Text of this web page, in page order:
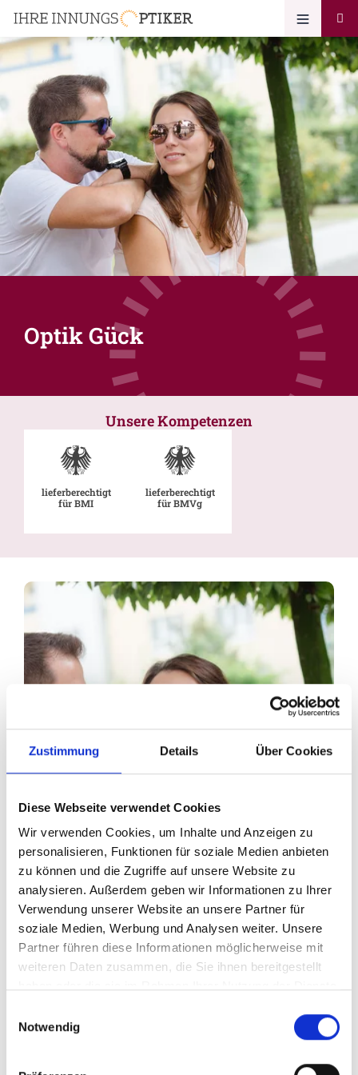
Zustimmung Details Über Cookies
Diese Webseite verwendet Cookies
Wir verwenden Cookies, um Inhalte und Anzeigen zu
personalisieren, Funktionen für soziale Medien anbieten
zu können und die Zugriffe auf unsere Website zu
analysieren. Außerdem geben wir Informationen zu Ihrer
Verwendung unserer Website an unsere Partner für
soziale Medien, Werbung und Analysen weiter. Unsere
Partner führen diese Informationen möglicherweise mit
weiteren Daten zusammen, die Sie ihnen bereitgestellt
Notwendig
Optik Gück
Unsere Kompetenzen
lieferberechtigt
für BMI
lieferberechtigt
für BMVg
Ihr Partner für optimales
Sehen in Markt Indersdorf
Als erster Ansprechpartner für das gute Sehen sind wir
anatomisch und ästhetisch perfekt auf Ihre
individuellen Wünsche und Bedürfnisse angepasste
Sehhilfe kümmern. Wir sind auch oft die Ersten, die